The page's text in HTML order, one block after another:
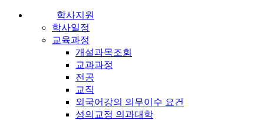
학사지원
학사일정
교육과정
개설과목조회
교과과정
전공
교직
외국어강의 의무이수 요건
성의교정 의과대학